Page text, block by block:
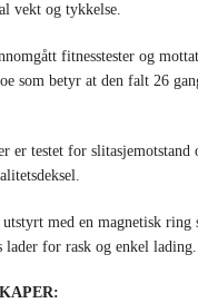
vekt og tykkelse.
fitnesstester og
som betyr at den falt 26
er testet for slitasjemotstand
med en magnetisk ring
lader for rask og enkel lading.